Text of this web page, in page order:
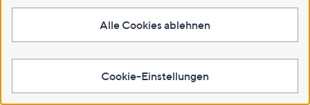
Alle Cookies ablehnen
Cookie-Einstellungen